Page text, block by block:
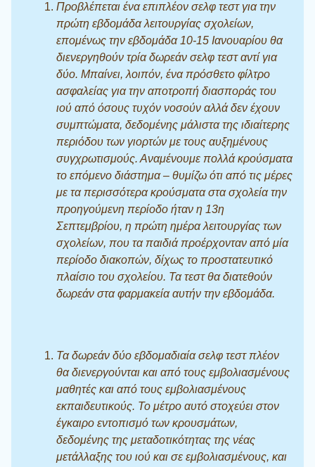
Προβλέπεται ένα επιπλέον σελφ τεστ για την
πρώτη εβδομάδα λειτουργίας σχολείων,
επομένως την εβδομάδα 10-15 Ιανουαρίου θα
διενεργηθούν τρία δωρεάν σελφ τεστ αντί για
δύο. Μπαίνει, λοιπόν, ένα πρόσθετο φίλτρο
ασφαλείας για την αποτροπή διασποράς του
ιού από όσους τυχόν νοσούν αλλά δεν έχουν
συμπτώματα, δεδομένης μάλιστα της ιδιαίτερης
περιόδου των γιορτών με τους αυξημένους
συγχρωτισμούς. Αναμένουμε πολλά κρούσματα
το επόμενο διάστημα – θυμίζω ότι από τις μέρες
με τα περισσότερα κρούσματα στα σχολεία την
προηγούμενη περίοδο ήταν η 13η
Σεπτεμβρίου, η πρώτη ημέρα λειτουργίας των
σχολείων, που τα παιδιά προέρχονταν από μία
περίοδο διακοπών, δίχως το προστατευτικό
πλαίσιο του σχολείου. Τα τεστ θα διατεθούν
δωρεάν στα φαρμακεία αυτήν την εβδομάδα.
Τα δωρεάν δύο εβδομαδιαία σελφ τεστ πλέον
θα διενεργούνται και από τους εμβολιασμένους
μαθητές και από τους εμβολιασμένους
εκπαιδευτικούς. Το μέτρο αυτό στοχεύει στον
έγκαιρο εντοπισμό των κρουσμάτων,
δεδομένης της μεταδοτικότητας της νέας
μετάλλαξης του ιού και σε εμβολιασμένους, και